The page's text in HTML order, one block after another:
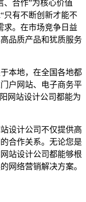
、合作”为核心价值
只有不断创新才能不
求。在市场竞争日益
品质产品和犹质服务
本地，在全国各地都
户网站、电子商务平
网站设计公司都能为
设计公司不仅提供高
合作关系。无论您是
站设计公司都能够根
网络营销解决方案。